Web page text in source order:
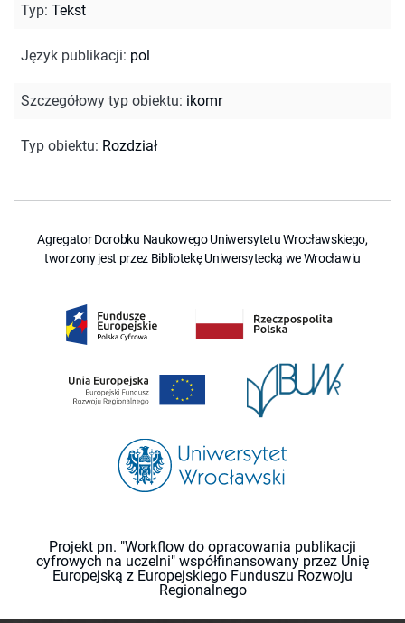
Typ: Tekst
Język publikacji: pol
Szczegółowy typ obiektu: ikomr
Typ obiektu: Rozdział
Agregator Dorobku Naukowego Uniwersytetu Wrocławskiego,
tworzony jest przez Bibliotekę Uniwersytecką we Wrocławiu
Projekt pn. "Workflow do opracowania publikacji
cyfrowych na uczelni" współfinansowany przez Unię
Europejską z Europejskiego Funduszu Rozwoju
Regionalnego